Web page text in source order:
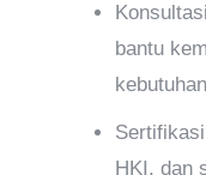
bantu
HKI, dan